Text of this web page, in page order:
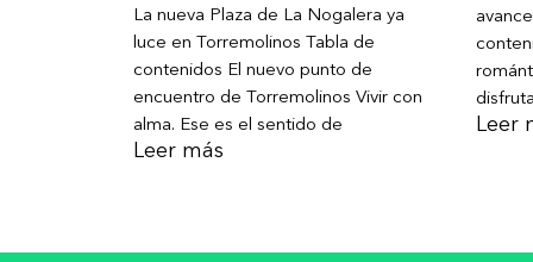
La nueva Plaza de La Nogalera ya
luce en Torremolinos Tabla de
contenidos El nuevo punto de
encuentro de Torremolinos Vivir con
alma. Ese es el sentido de
Leer más
Leer